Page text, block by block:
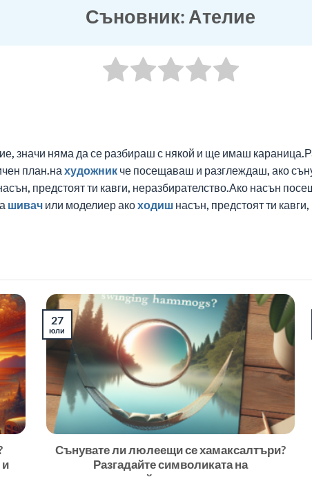
Съновник: Ателие
значи няма да се разбираш с някой и ще имаш
план.на художник че посещаваш и разглеждаш, ако
предстоят ти кавги, неразбирателство.Ако насън
шивач или моделиер акоходиш насън, предстоят ти
и
Сънувате ли люлеещи се хамаксалтъри?
Разгадайте символиката на
27
юли